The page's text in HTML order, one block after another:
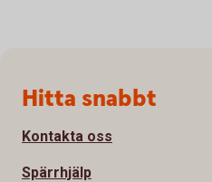
Sidfot
Hitta snabbt
Kontakta oss
Spärrhjälp